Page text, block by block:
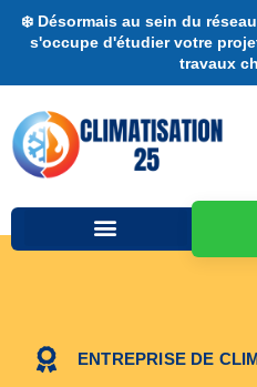
❄️ Désormais au sein du réseau
s'occupe d'étudier votre
travaux
ENTREPRISE DE